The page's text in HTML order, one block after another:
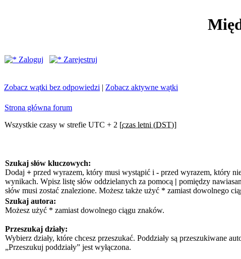
Zaloguj
Zarejestruj
Zobacz wątki bez odpowiedzi | Zobacz aktywne wątki
Strona główna forum
Wszystkie czasy w strefie UTC + 2 [czas letni (DST)]
Szukaj słów kluczowych:
Dodaj + przed wyrazem, który musi wystąpić i - przed wyrazem, który
wynikach. Wpisz listę słów oddzielanych za pomocą | pomiędzy
słów musi zostać znalezione. Możesz także użyć * zamiast dowolnego
Szukaj autora:
Możesz użyć * zamiast dowolnego ciągu znaków.
Przeszukaj działy:
Wybierz działy, które chcesz przeszukać. Poddziały są przeszukiwane
„Przeszukuj poddziały” jest wyłączona.